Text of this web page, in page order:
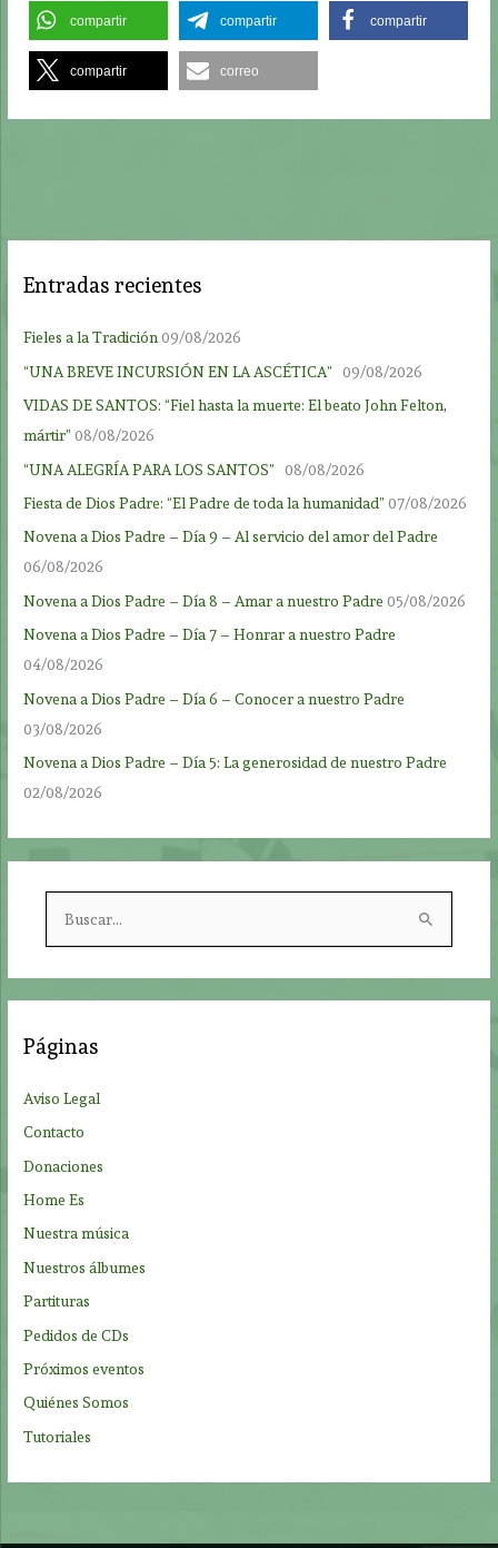
compartir compartir compartir
compartir correo
Entradas recientes
Fieles a la Tradición09/08/2026
“UNA BREVE INCURSIÓN EN LA ASCÉTICA”
09/08/2026
VIDAS DE SANTOS: “Fiel hasta la muerte: El beato John Felton,
mártir” 08/08/2026
“UNA ALEGRÍA PARA LOS SANTOS”
08/08/2026
Fiesta de Dios Padre: “El Padre de toda la humanidad” 07/08/2026
Novena a Dios Padre – Día 9 – Al servicio del amor del Padre
06/08/2026
Novena a Dios Padre – Día 8 – Amar a nuestro Padre 05/08/2026
Novena a Dios Padre – Día 7 – Honrar a nuestro Padre
04/08/2026
Novena a Dios Padre – Día 6 – Conocer a nuestro Padre
03/08/2026
Novena a Dios Padre – Día 5: La generosidad de nuestro Padre
02/08/2026
c
r
:
Páginas
Aviso Legal
Contacto
Donaciones
Home Es
Nuestra música
Nuestros álbumes
Partituras
Pedidos de CDs
Próximos eventos
Quiénes Somos
Tutoriales